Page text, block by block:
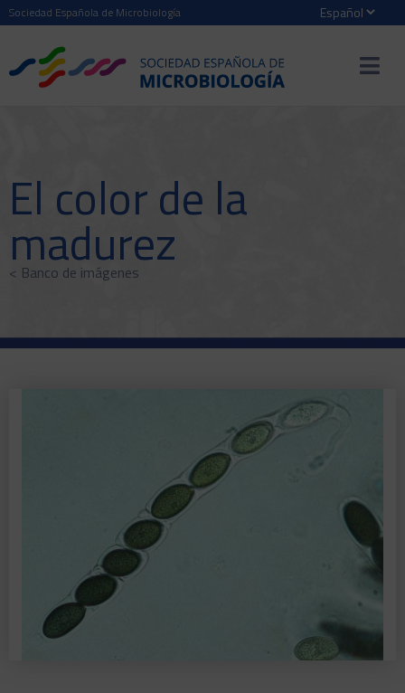
Sociedad Española de Microbiología
El color de la
madurez
< Banco de imágenes